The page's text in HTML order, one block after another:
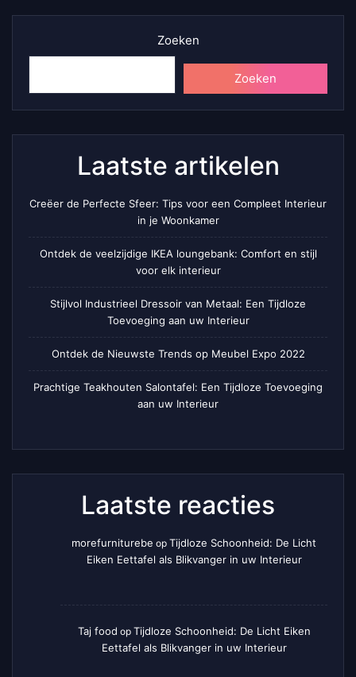
Zoeken
Zoeken
Laatste artikelen
Creëer de Perfecte Sfeer: Tips voor een Compleet Interieur
in je Woonkamer
Ontdek de veelzijdige IKEA loungebank: Comfort en stijl
voor elk interieur
Stijlvol Industrieel Dressoir van Metaal: Een Tijdloze
Toevoeging aan uw Interieur
Ontdek de Nieuwste Trends op Meubel Expo 2022
Prachtige Teakhouten Salontafel: Een Tijdloze Toevoeging
aan uw Interieur
Laatste reacties
morefurniturebe op Tijdloze Schoonheid: De Licht
Eiken Eettafel als Blikvanger in uw Interieur
Taj food op Tijdloze Schoonheid: De Licht Eiken
Eettafel als Blikvanger in uw Interieur